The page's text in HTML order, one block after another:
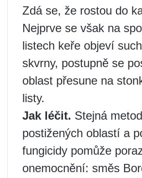
Zdá se, že rostou do
Nejprve se však na
listech keře objeví
skvrny, postupně se
oblast přesune na
listy.
Jak léčit. Stejná
postižených oblastí a
fungicidy pomůže
onemocnění: směs